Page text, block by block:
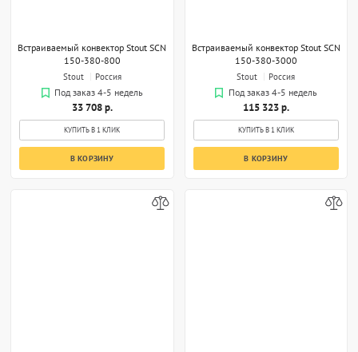
Встраиваемый конвектор Stout SCN
150-380-800
Stout
Россия
Под заказ 4-5 недель
33 708 р.
КУПИТЬ В 1 КЛИК
В КОРЗИНУ
Встраиваемый конвектор Stout SCN
150-380-3000
Stout
Россия
Под заказ 4-5 недель
115 323 р.
КУПИТЬ В 1 КЛИК
В КОРЗИНУ